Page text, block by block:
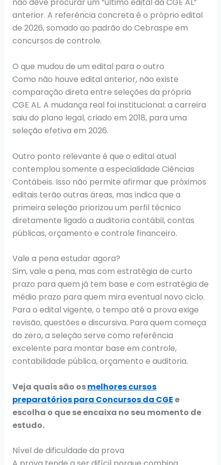
não deve procurar um “último edital da CGE AL”
anterior. A referência concreta é o próprio edital
de 2026, somado ao padrão do Cebraspe em
concursos de controle.
O que mudou de um edital para o outro
Como não houve edital anterior, não existe
comparação direta entre seleções da própria
CGE AL. A mudança real foi institucional: a carreira
saiu do plano legal, criado em 2018, para uma
seleção efetiva em 2026.
Outro ponto relevante é que o edital atual
contemplou somente a especialidade Ciências
Contábeis. Isso não permite afirmar que próximos
editais terão outras áreas, mas indica que a
primeira seleção priorizou um perfil técnico
diretamente ligado a auditoria contábil, contas
públicas, orçamento e controle financeiro.
Vale a pena estudar agora?
Sim, vale a pena, mas com estratégia de curto
prazo para quem já tem base e com estratégia de
médio prazo para quem mira eventual novo ciclo.
Para o edital vigente, o tempo até a prova exige
revisão, questões e discursiva. Para quem começa
do zero, a seleção serve como referência
excelente para montar base em controle,
contabilidade pública, orçamento e auditoria.
Veja quais são osmelhores cursos
preparatórios para Concursos da CGE e
escolha o que se encaixa no seu momento de
estudo.
Nível de dificuldade da prova